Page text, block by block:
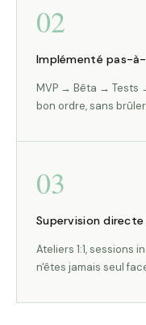
02
Implémenté pas-
MVP → Bêta → Tests
bon ordre, sans
03
Supervision directe
Ateliers 1:1, sessions
n'êtes jamais seul